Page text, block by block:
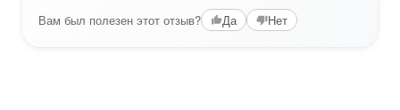
Вам был полезен этот отзыв? Да Нет